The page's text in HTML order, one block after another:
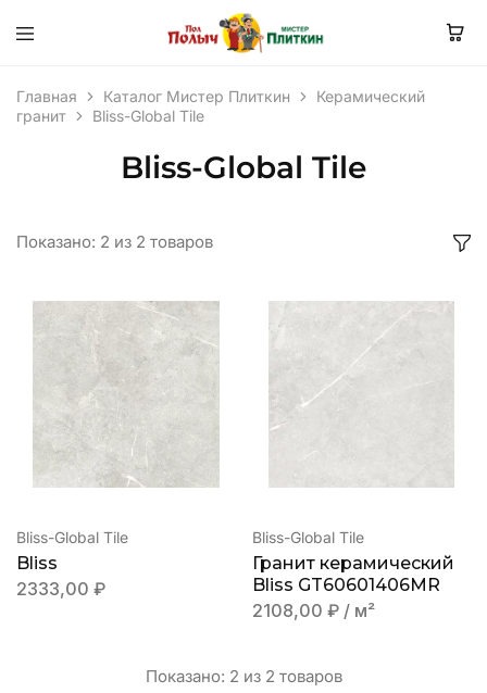
Главная Каталог Мистер Плиткин
Керамический
гранит
Bliss-Global Tile
Bliss-Global Tile
Показано: 2 из 2 товаров
Bliss-Global Tile
Bliss
2333,00 ₽
Bliss-Global Tile
Гранит керамический
Bliss GT60601406MR
2108,00 ₽ / м²
Показано: 2 из 2 товаров